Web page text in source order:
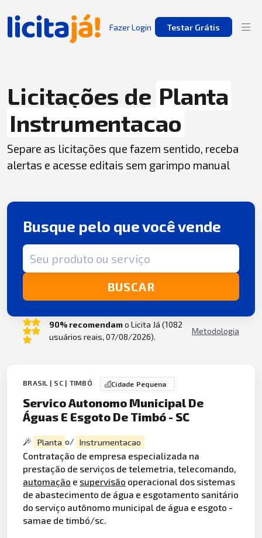
Fazer Login Testar Grátis
Licitações de Planta
Instrumentacao
Separe as licitações que fazem sentido, receba
alertas e acesse editais sem garimpo manual
Busque pelo que você vende
Termo de busca
BUSCAR
90% recomendamo Licita Já (1082
usuários reais, 07/08/2026).
Metodologia
BRASIL | SC | TIMBÓ Cidade Pequena
Servico Autonomo Municipal De
Águas E Esgoto De Timbó - SC
Planta o/ Instrumentacao
Contratação de empresa especializada na
prestação de serviços de telemetria, telecomando,
automação e supervisão operacional dos sistemas
de abastecimento de água e esgotamento sanitário
do serviço autônomo municipal de água e esgoto -
samae de timbó/sc.